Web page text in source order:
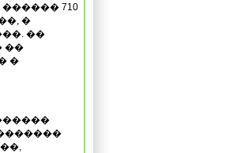
710
�
��
��
�